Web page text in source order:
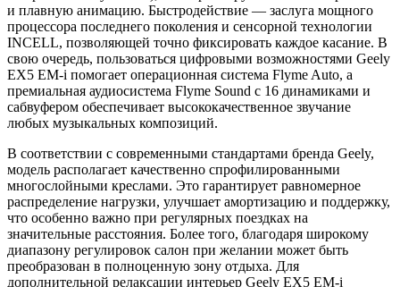
и плавную анимацию. Быстродействие — заслуга мощного
процессора последнего поколения и сенсорной технологии
INCELL, позволяющей точно фиксировать каждое касание. В
свою очередь, пользоваться цифровыми возможностями Geely
EX5 EM-i помогает операционная система Flyme Auto, а
премиальная аудиосистема Flyme Sound с 16 динамиками и
сабвуфером обеспечивает высококачественное звучание
любых музыкальных композиций.
В соответствии с современными стандартами бренда Geely,
модель располагает качественно спрофилированными
многослойными креслами. Это гарантирует равномерное
распределение нагрузки, улучшает амортизацию и поддержку,
что особенно важно при регулярных поездках на
значительные расстояния. Более того, благодаря широкому
диапазону регулировок салон при желании может быть
преобразован в полноценную зону отдыха. Для
дополнительной релаксации интерьер Geely EX5 EM-i